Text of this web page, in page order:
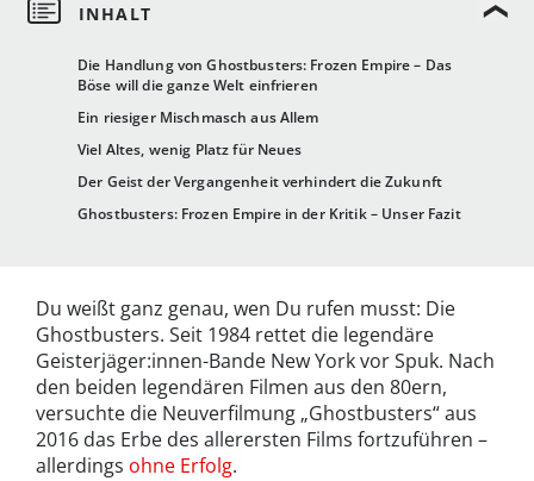
Die Handlung von Ghostbusters: Frozen Empire – Das
Böse will die ganze Welt einfrieren
Ein riesiger Mischmasch aus Allem
Viel Altes, wenig Platz für Neues
Der Geist der Vergangenheit verhindert die Zukunft
Ghostbusters: Frozen Empire in der Kritik – Unser Fazit
Du weißt ganz genau, wen Du rufen musst: Die
Ghostbusters. Seit 1984 rettet die legendäre
Geisterjäger:innen-Bande New York vor Spuk. Nach
den beiden legendären Filmen aus den 80ern,
versuchte die Neuverfilmung „Ghostbusters“ aus
2016 das Erbe des allerersten Films fortzuführen –
allerdings ohne Erfolg.